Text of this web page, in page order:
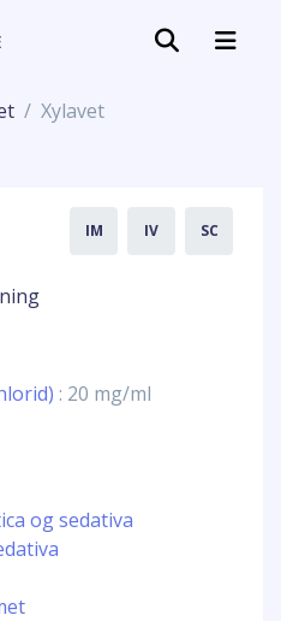
Xylavet
IM IV SC
: 20 mg/ml
og sedativa